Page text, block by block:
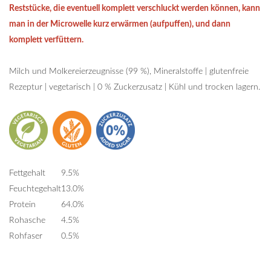
Reststücke, die eventuell komplett verschluckt werden können, kann
man in der Microwelle kurz erwärmen (aufpuffen), und dann
komplett verfüttern.
Milch und Molkereierzeugnisse (99 %), Mineralstoffe | glutenfreie
Rezeptur | vegetarisch | 0 % Zuckerzusatz | Kühl und trocken lagern.
Fettgehalt
9.5%
Feuchtegehalt13.0%
Protein
64.0%
Rohasche
4.5%
Rohfaser
0.5%